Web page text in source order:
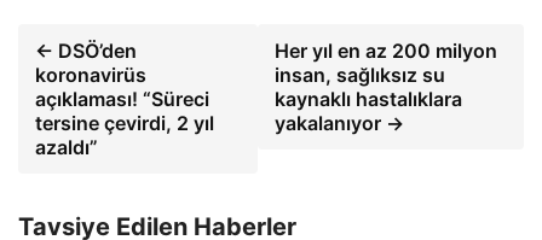
← DSÖ’den
koronavirüs
açıklaması! “Süreci
tersine çevirdi, 2 yıl
azaldı”
Her yıl en az 200 milyon
insan, sağlıksız su
kaynaklı hastalıklara
yakalanıyor →
Tavsiye Edilen Haberler